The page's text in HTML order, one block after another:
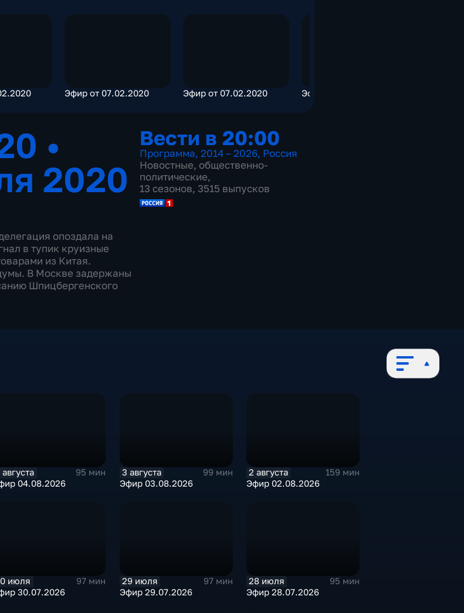
Эфир от 07.02.2020 Эфир от 07.02.2020 Эфир от 07.02.2020
•
2020
опоздала на
в тупик круизные
из Китая.
В Москве задержаны
Шпицбергенского
Вести в 20:00
Программа, 2014 – 2026, Россия
Новостные, общественно-
политические,
13 сезонов, 3515 выпусков
августа
95 мин
04.08.2026
3 августа
99 мин
Эфир 03.08.2026
2 августа
159 мин
Эфир 02.08.2026
июля
97 мин
30.07.2026
29 июля
97 мин
Эфир 29.07.2026
28 июля
95 мин
Эфир 28.07.2026